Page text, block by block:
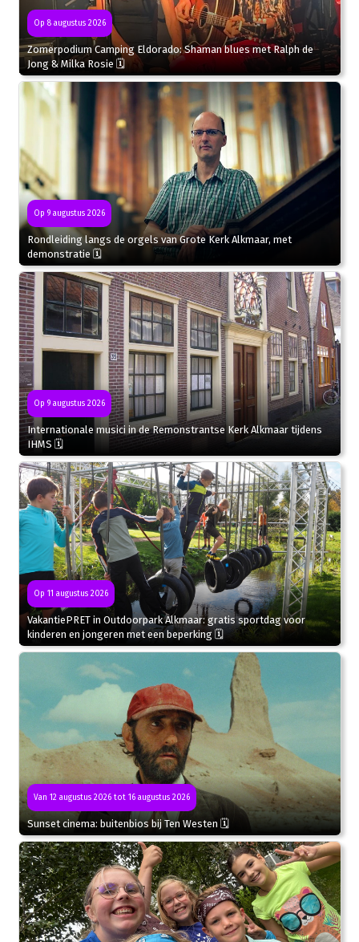
Op 8 augustus 2026
Zomerpodium Camping Eldorado: Shaman blues met Ralph de
Jong & Milka Rosie 🗓
Op 9 augustus 2026
Rondleiding langs de orgels van Grote Kerk Alkmaar, met
demonstratie 🗓
Op 9 augustus 2026
Internationale musici in de Remonstrantse Kerk Alkmaar tijdens
IHMS 🗓
Op 11 augustus 2026
VakantiePRET in Outdoorpark Alkmaar: gratis sportdag voor
kinderen en jongeren met een beperking 🗓
Van 12 augustus 2026 tot 16 augustus 2026
Sunset cinema: buitenbios bij Ten Westen 🗓